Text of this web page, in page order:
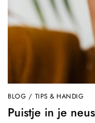
BLOG / TIPS & HANDIG
Puistje in je